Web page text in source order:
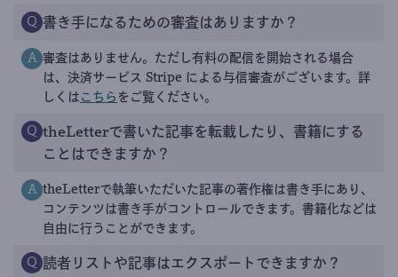
Q 書き手になるための審査はありますか？
A 審査はありません。ただし有料の配信を開始される場合
は、決済サービス Stripe による与信審査がございます。詳
しくは こちら をご覧ください。
Q theLetterで書いた記事を転載したり、書籍にする
ことはできますか？
A theLetterで執筆いただいた記事の著作権は書き手にあり、
コンテンツは書き手がコントロールできます。書籍化などは
自由に行うことができます。
Q 読者リストや記事はエクスポートできますか？